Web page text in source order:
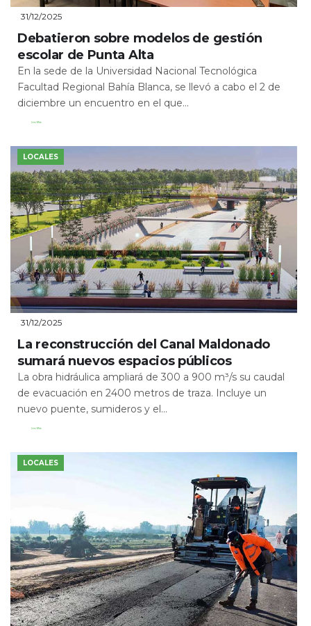
31/12/2025
Debatieron sobre modelos de gestión
escolar de Punta Alta
En la sede de la Universidad Nacional Tecnológica
Facultad Regional Bahía Blanca, se llevó a cabo el 2 de
diciembre un encuentro en el que...
Leer Más
LOCALES
31/12/2025
La reconstrucción del Canal Maldonado
sumará nuevos espacios públicos
La obra hidráulica ampliará de 300 a 900 m³/s su caudal
de evacuación en 2400 metros de traza. Incluye un
nuevo puente, sumideros y el...
Leer Más
LOCALES